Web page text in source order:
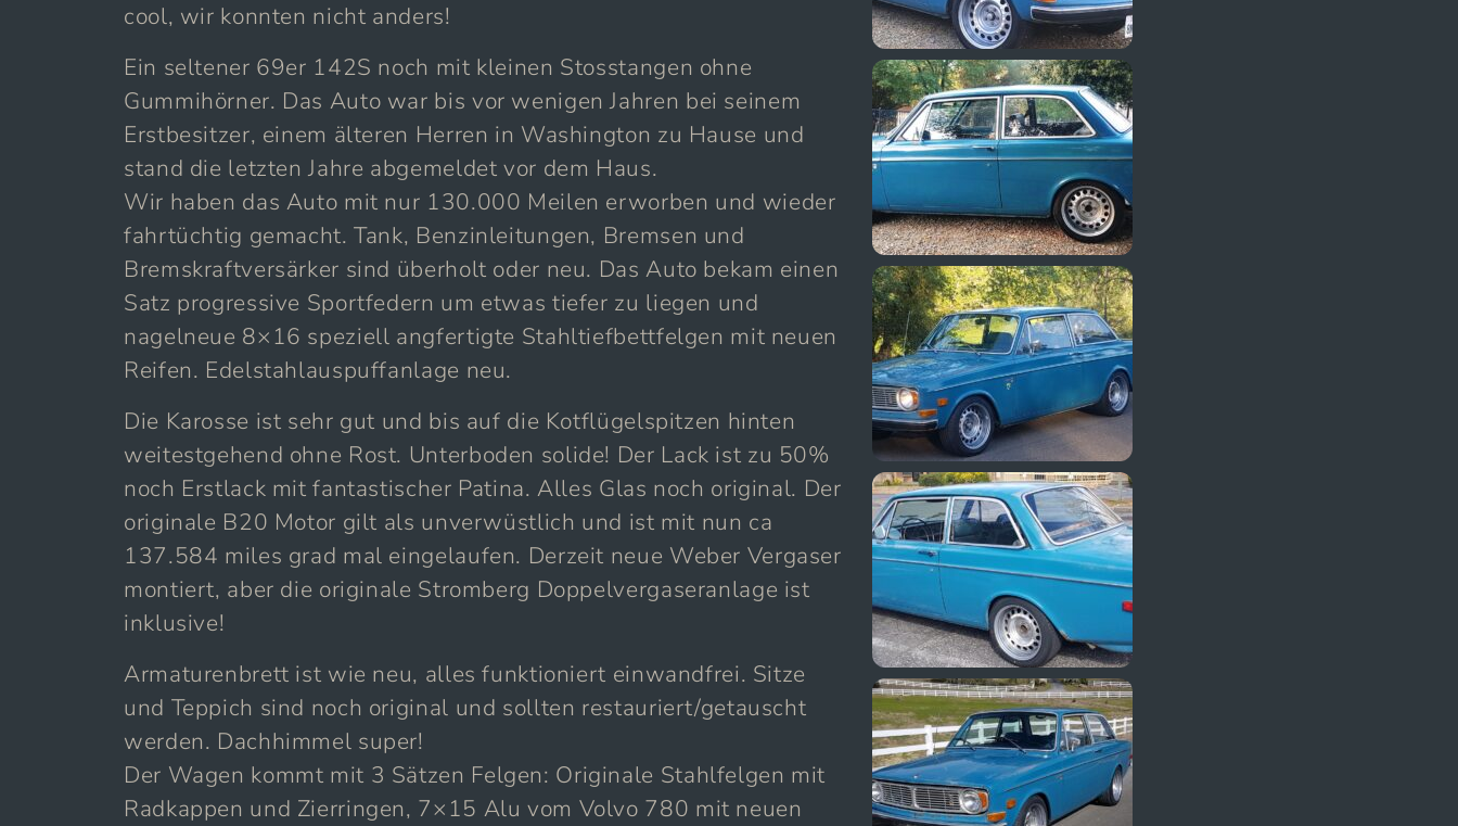
cool, wir konnten nicht anders!
Ein seltener 69er 142S noch mit kleinen Stosstangen ohne
Gummihörner. Das Auto war bis vor wenigen Jahren bei seinem
Erstbesitzer, einem älteren Herren in Washington zu Hause und
stand die letzten Jahre abgemeldet vor dem Haus.
Wir haben das Auto mit nur 130.000 Meilen erworben und wieder
fahrtüchtig gemacht. Tank, Benzinleitungen, Bremsen und
Bremskraftversärker sind überholt oder neu. Das Auto bekam einen
Satz progressive Sportfedern um etwas tiefer zu liegen und
nagelneue 8×16 speziell angfertigte Stahltiefbettfelgen mit neuen
Reifen. Edelstahlauspuffanlage neu.
Die Karosse ist sehr gut und bis auf die Kotflügelspitzen hinten
weitestgehend ohne Rost. Unterboden solide! Der Lack ist zu 50%
noch Erstlack mit fantastischer Patina. Alles Glas noch original. Der
originale B20 Motor gilt als unverwüstlich und ist mit nun ca
137.584 miles grad mal eingelaufen. Derzeit neue Weber Vergaser
montiert, aber die originale Stromberg Doppelvergaseranlage ist
inklusive!
Armaturenbrett ist wie neu, alles funktioniert einwandfrei. Sitze
und Teppich sind noch original und sollten restauriert/getauscht
werden. Dachhimmel super!
Der Wagen kommt mit 3 Sätzen Felgen: Originale Stahlfelgen mit
Radkappen und Zierringen, 7×15 Alu vom Volvo 780 mit neuen